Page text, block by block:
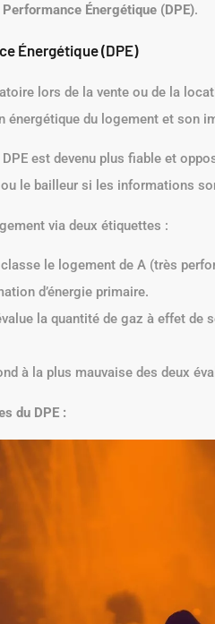
Énergétique (DPE).
Énergétique (DPE)
lors de la vente ou de la
du logement et son
est devenu plus fiable et
le bailleur si les informations
via deux étiquettes :
le logement de A (très
d’énergie primaire.
la quantité de gaz à effet de
à la plus mauvaise des deux
du DPE :